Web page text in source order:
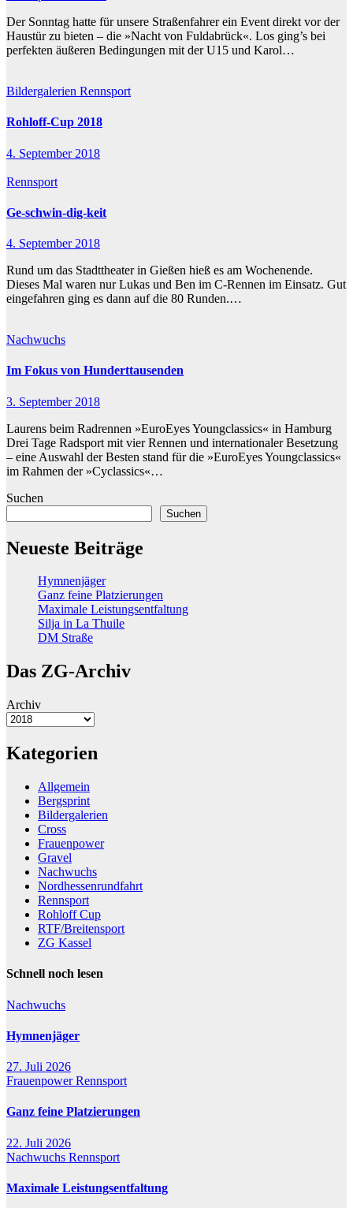
Der Sonntag hatte für unsere Straßenfahrer ein Event direkt vor der
Haustür zu bieten – die »Nacht von Fuldabrück«. Los ging’s bei
perfekten äußeren Bedingungen mit der U15 und Karol…
Bildergalerien Rennsport
Rohloff-Cup 2018
4. September 2018
Rennsport
Ge-schwin-dig-keit
4. September 2018
Rund um das Stadttheater in Gießen hieß es am Wochenende.
Dieses Mal waren nur Lukas und Ben im C-Rennen im Einsatz. Gut
eingefahren ging es dann auf die 80 Runden.…
Nachwuchs
Im Fokus von Hunderttausenden
3. September 2018
Laurens beim Radrennen »EuroEyes Youngclassics« in Hamburg
Drei Tage Radsport mit vier Rennen und internationaler Besetzung
– eine Auswahl der Besten stand für die »EuroEyes Youngclassics«
im Rahmen der »Cyclassics«…
Suchen
Suchen
Neueste Beiträge
Hymnenjäger
Ganz feine Platzierungen
Maximale Leistungsentfaltung
Silja in La Thuile
DM Straße
Das ZG-Archiv
Archiv
Kategorien
Allgemein
Bergsprint
Bildergalerien
Cross
Frauenpower
Gravel
Nachwuchs
Nordhessenrundfahrt
Rennsport
Rohloff Cup
RTF/Breitensport
ZG Kassel
Schnell noch lesen
Nachwuchs
Hymnenjäger
27. Juli 2026
FrauenpowerRennsport
Ganz feine Platzierungen
22. Juli 2026
Nachwuchs Rennsport
Maximale Leistungsentfaltung